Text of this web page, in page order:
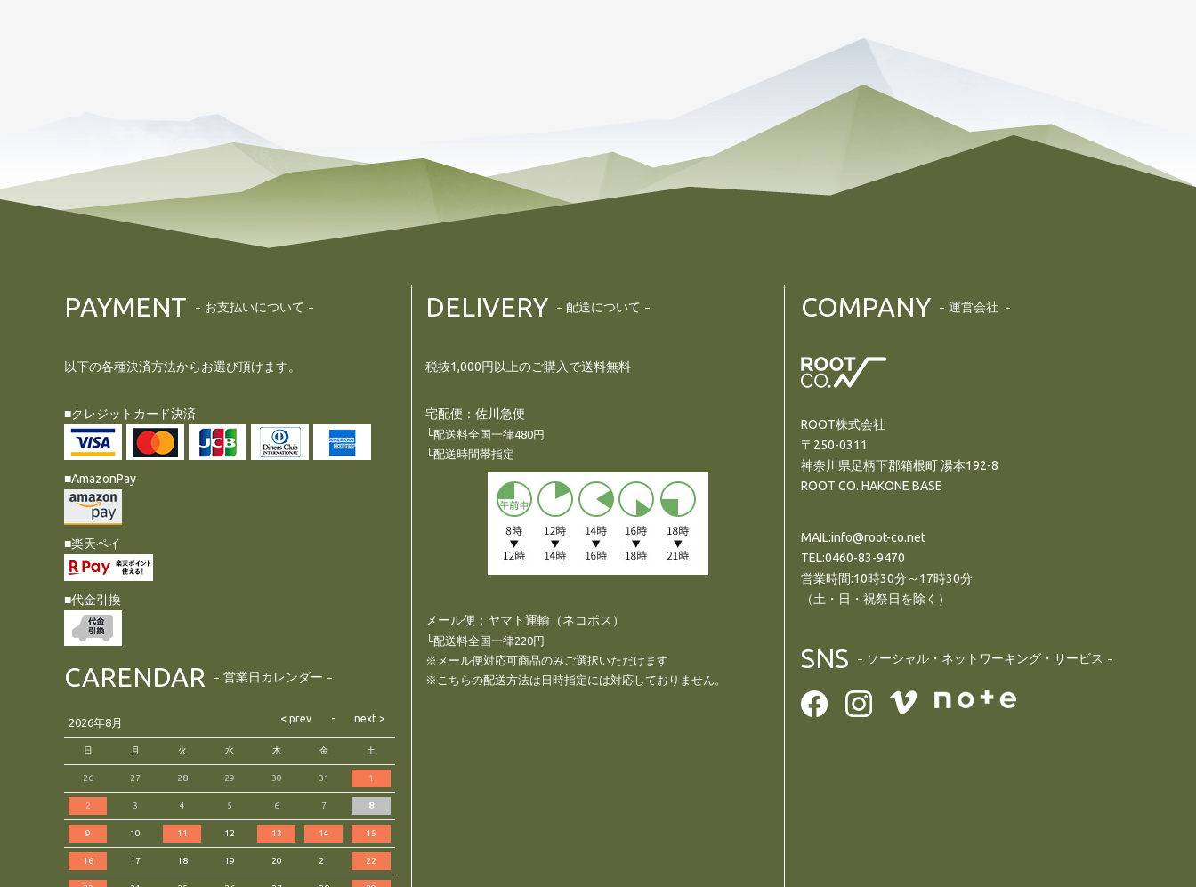
PAYMENT お支払いについて
以下の各種決済方法からお選び頂けます。
■クレジットカード決済
■AmazonPay
■楽天ペイ
■代金引換
CARENDAR 営業日カレンダー
2026年8月
日 月 火 水 木 金 土
26 27 28 29 30 31 1
2 3 4 5 6 7 8
9 10 11 12 13 14 15
16 17 18 19 20 21 22
DELIVERY 配送について
税抜1,000円以上のご購入で送料無料
宅配便：佐川急便
└配送料全国一律480円
└配送時間帯指定
メール便：ヤマト運輸（ネコポス）
└配送料全国一律220円
※メール便対応可商品のみご選択いただけます
※こちらの配送方法は日時指定には対応しておりません。
COMPANY 運営会社
ROOT株式会社
〒250-0311
神奈川県足柄下郡箱根町 湯本192-8
ROOT CO. HAKONE BASE
MAIL:info@root-co.net
TEL:0460-83-9470
営業時間:10時30分～17時30分
（土・日・祝祭日を除く）
SNS ソーシャル・ネットワーキング・サービス